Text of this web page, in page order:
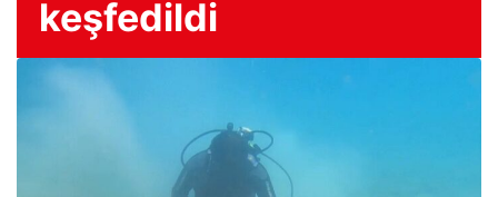
keşfedildi